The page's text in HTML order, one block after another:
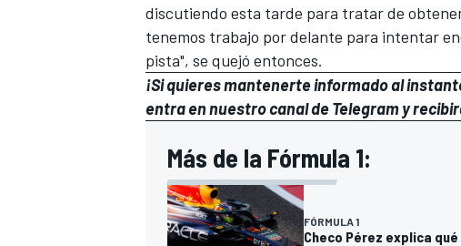
discutiendo esta tarde para tratar de
tenemos trabajo por delante para intentar
pista", se quejó entonces.
¡Si quieres mantenerte informado al
entra ennuestro canal de Telegramy
Más de la Fórmula 1:
FÓRMULA 1
Checo Pérez explica